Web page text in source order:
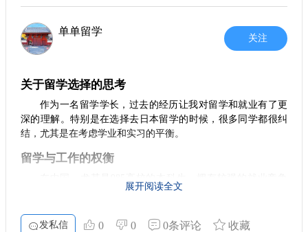
的实践能力和职业竞争力。 ## 5. 归国后的思考 每一段留学经
的点滴。不仅是学业，更是自我认知的深层次提升。文化的交
融让人变得更加开放和包容，那段时光将永远留存在心中。 总
无论你选择去哪个地方留学，提前做好准备，保持开放的心
态，都是成功的关键。希望每位有梦想的学子，都能在留学的
道路上找到属于自己的明亮未来。
层次的研究，提升自身的学术水平；有的则希望获取更专业的
技能，以增强在全球化就业市场中的竞争力。而日本教育体制
强调实践与理论的结合，使得修士阶段的学习更加充实且富有
生活与学习并重
在日本，留学生的生活也同样丰富多彩。除了忙碌的学业，大
家还有很多机会参与社团活动，体验日本的文化。例如，很多
大学都有国际学生交流活动或文化节，大家不仅能认识来自各
当然，修士学习并非一帆风顺。面对繁重的学业和各种项目，
更好地成长。适应新的学习方式和生活节奏，锻炼我们的时间
管理能力与自律性，最终这些都将成为我们人生中的宝贵财
单单留学
关注
关于留学选择的思考
作为一名留学学长，过去的经历让我对留学和就业有了更
深的理解。特别是在选择去日本留学的时候，很多同学都很纠
结，尤其是在考虑学业和实习的平衡。
留学与工作的权衡
实习经历的学生而言，找工作其实并没
历，还是能为日后的求职增添不少筹码。
展开阅读全文
发私信 0 0 0条评论
收藏